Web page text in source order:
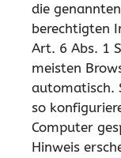
die
berechtigten
Art. 6 Abs. 1
meisten
automatisch.
so
Computer
Hinweis